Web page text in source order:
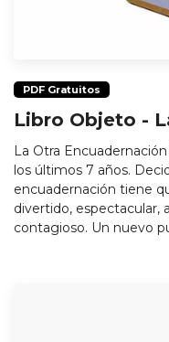
PDF Gratuitos
Libro Objeto -
La Otra
los últimos 7 años.
encuadernación tiene
divertido, espectacular,
contagioso. Un nuevo